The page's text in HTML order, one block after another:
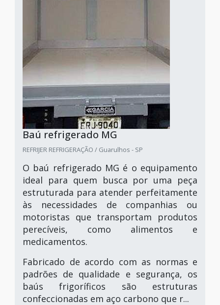
Baú refrigerado MG
REFRIJER REFRIGERAÇÃO / Guarulhos - SP
O baú refrigerado MG é o equipamento
ideal para quem busca por uma peça
estruturada para atender perfeitamente
às necessidades de companhias ou
motoristas que transportam produtos
perecíveis, como alimentos e
medicamentos.
Fabricado de acordo com as normas e
padrões de qualidade e segurança, os
baús frigoríficos são estruturas
confeccionadas em aço carbono que r...